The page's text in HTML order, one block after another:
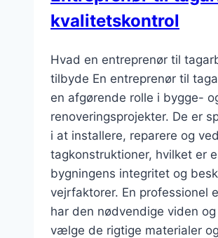
kvalitetskontrol
Hvad en entreprenør til
tilbyde En entreprenør til
en afgørende rolle i bygge-
renoveringsprojekter. De er
i at installere, reparere og
tagkonstruktioner, hvilket er
bygningens integritet og
vejrfaktorer. En professionel
har den nødvendige viden
vælge de rigtige materialer